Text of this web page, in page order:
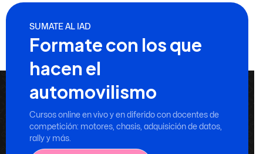
SUMATE AL IAD
Formate con los que
hacen el
automovilismo
Cursos online en vivo y en diferido con docentes de
competición: motores, chasis, adquisición de datos,
rally y más.